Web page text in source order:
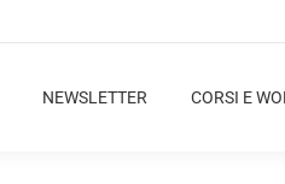
NEWSLETTER CORSI E